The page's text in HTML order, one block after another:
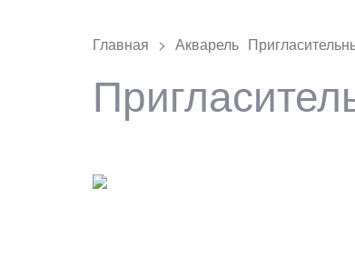
Главная Акварель